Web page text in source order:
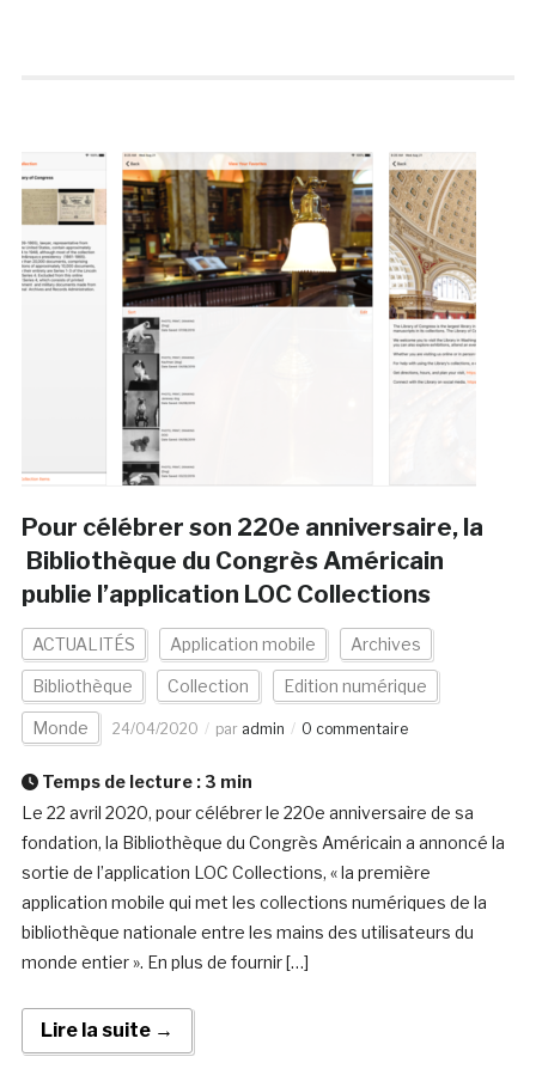
Pour célébrer son 220e anniversaire, la
Bibliothèque du Congrès Américain
publie l’application LOC Collections
ACTUALITÉS Application mobile Archives
Bibliothèque Collection Edition numérique
Monde 24/04/2020 par admin 0 commentaire
Temps de lecture : 3 min
Le 22 avril 2020, pour célébrer le 220e anniversaire de sa
fondation, la Bibliothèque du Congrès Américain a annoncé la
sortie de l’application LOC Collections, « la première
application mobile qui met les collections numériques de la
bibliothèque nationale entre les mains des utilisateurs du
monde entier ». En plus de fournir […]
Lire la suite →